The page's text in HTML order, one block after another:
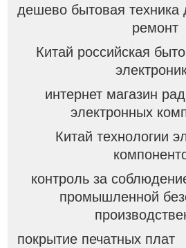
дешево бытовая техника
ремонт
Китай российская
интернет магазин
электронных
Китай технологии
контроль за
промышленной
покрытие печатных плат